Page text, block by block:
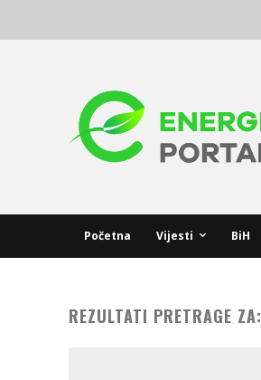
Početna Vijesti BiH
REZULTATI PRETRAGE ZA: